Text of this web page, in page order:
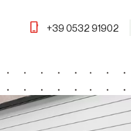
phone_iphone +39 0532 91902